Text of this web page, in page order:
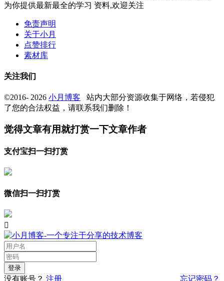
为你提供最新最全的学习 资料,欢迎关注
免责声明
关于小月
点赞排行
素材库
关注我们
©2016- 2026 小月博客 站内大部分资源收集于网络，若侵犯
了您的合法权益，请联系我们删除！
觉得文章有用就打赏一下文章作者
支付宝扫一扫打赏
微信扫一扫打赏

没有账号？ 注册 忘记密码？